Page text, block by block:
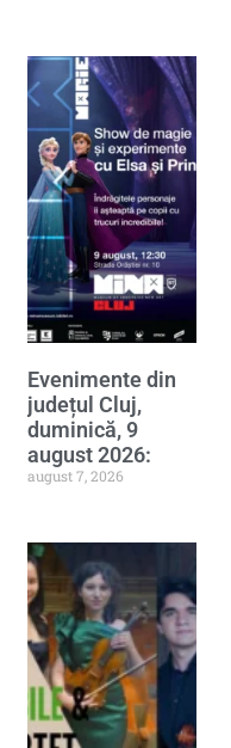
Evenimente din
județul Cluj,
duminică, 9
august 2026:
august 7, 2026